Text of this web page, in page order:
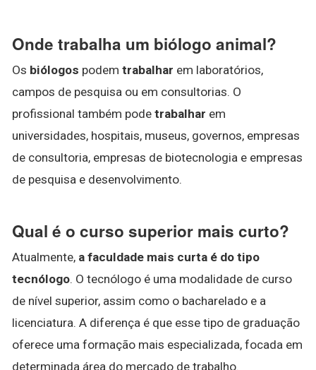
Onde trabalha um biólogo animal?
Os biólogos podem trabalhar em laboratórios,
campos de pesquisa ou em consultorias. O
profissional também pode trabalhar em
universidades, hospitais, museus, governos, empresas
de consultoria, empresas de biotecnologia e empresas
de pesquisa e desenvolvimento.
Qual é o curso superior mais curto?
Atualmente, a faculdade mais curta é do tipo
tecnólogo. O tecnólogo é uma modalidade de curso
de nível superior, assim como o bacharelado e a
licenciatura. A diferença é que esse tipo de graduação
oferece uma formação mais especializada, focada em
determinada área do mercado de trabalho.